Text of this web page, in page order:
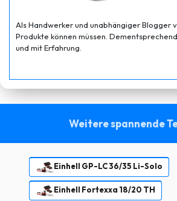
Als Handwerker und unabhängiger Blogger
Produkte können müssen.
und mit Erfahrung.
Weitere spannende
Einhell GP-LC 36/35 Li-Solo
Einhell Fortexxa 18/20 TH